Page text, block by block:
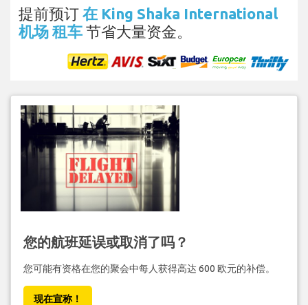
提前预订 在 King Shaka International
机场 租车 节省大量资金。
您的航班延误或取消了吗？
您可能有资格在您的聚会中每人获得高达 600 欧元的补偿。
现在宣称！